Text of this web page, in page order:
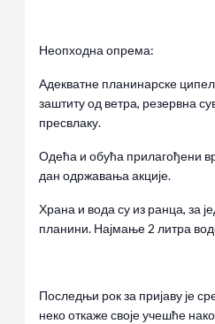
Неопходна опрема:
Адекватне планинарске
заштиту од ветра, резервна
пресвлаку.
Одећа и обућа прилагођени
дан одржавања акције.
Храна и вода су из ранца, за
планини. Најмање 2 литра
Последњи рок за пријаву је
неко откаже своје учешће